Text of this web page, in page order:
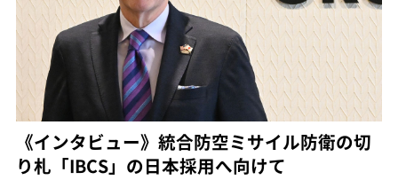
《インタビュー》統合防空ミサイル防衛の切
り札「IBCS」の日本採用へ向けて